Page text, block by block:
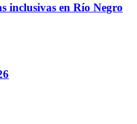
inclusivas en Río Negro